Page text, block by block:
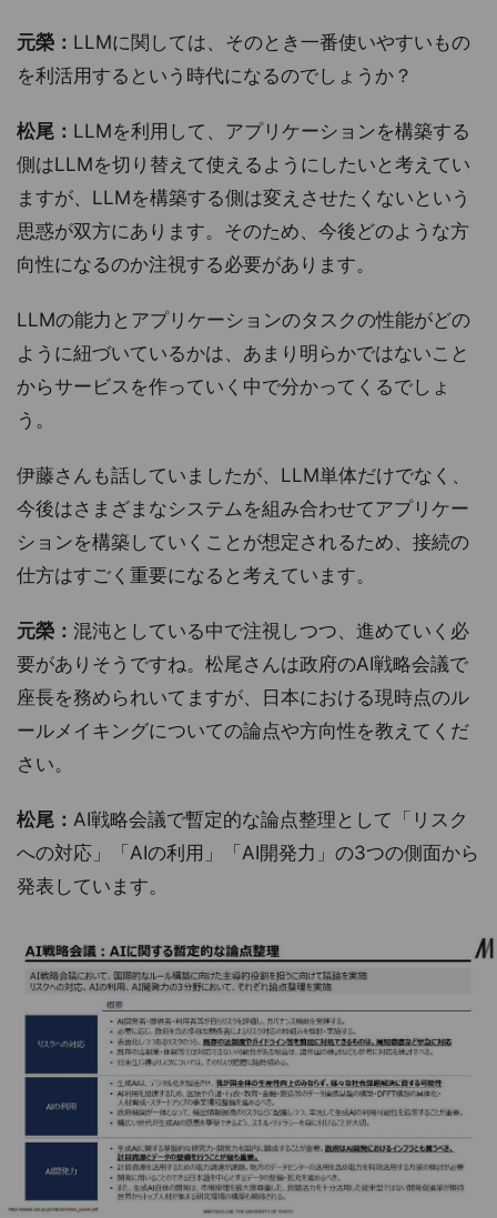
元榮： LLMに関しては、そのとき一番使いやすいもの
を利活用するという時代になるのでしょうか？
松尾： LLMを利用して、アプリケーションを構築する
側はLLMを切り替えて使えるようにしたいと考えてい
ますが、LLMを構築する側は変えさせたくないという
思惑が双方にあります。そのため、今後どのような方
向性になるのか注視する必要があります。
LLMの能力とアプリケーションのタスクの性能がどの
ように紐づいているかは、あまり明らかではないこと
からサービスを作っていく中で分かってくるでしょ
う。
伊藤さんも話していましたが、LLM単体だけでなく、
今後はさまざまなシステムを組み合わせてアプリケー
ションを構築していくことが想定されるため、接続の
仕方はすごく重要になると考えています。
元榮： 混沌としている中で注視しつつ、進めていく必
要がありそうですね。松尾さんは政府のAI戦略会議で
座長を務められいてますが、日本における現時点のル
ールメイキングについての論点や方向性を教えてくだ
さい。
松尾： AI戦略会議で暫定的な論点整理として「リスク
への対応」「AIの利用」「AI開発力」の3つの側面から
発表しています。